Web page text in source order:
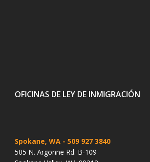
OFICINAS DE LEY DE INMIGRACIÓN
Spokane, WA - 509 927 3840
505 N. Argonne Rd. B-109